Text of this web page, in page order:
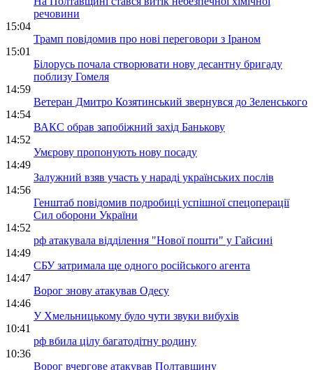
речовини
15:04
Трамп повідомив про нові переговори з Іраном
15:01
Білорусь почала створювати нову десантну бригаду
поблизу Гомеля
14:59
Ветеран Дмитро Козятинський звернувся до Зеленського
14:54
ВАКС обрав запобіжний захід Банькову
14:52
Умєрову пропонують нову посаду
14:49
Залужний взяв участь у нараді українських послів
14:56
Генштаб повідомив подробиці успішної спецоперації
Сил оборони України
14:52
рф атакувала відділення "Нової пошти" у Гайсині
14:49
СБУ затримала ще одного російського агента
14:47
Ворог знову атакував Одесу
14:46
У Хмельницькому було чути звуки вибухів
10:41
рф вбила цілу багатодітну родину
10:36
Ворог вчергове атакував Полтавщину